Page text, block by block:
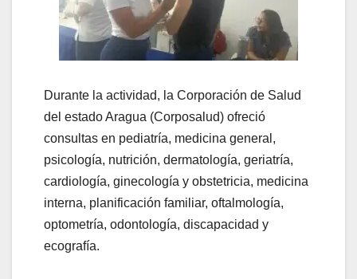
Durante la actividad, la Corporación de Salud
del estado Aragua (Corposalud) ofreció
consultas en pediatría, medicina general,
psicología, nutrición, dermatología, geriatría,
cardiología, ginecología y obstetricia, medicina
interna, planificación familiar, oftalmología,
optometría, odontología, discapacidad y
ecografía.